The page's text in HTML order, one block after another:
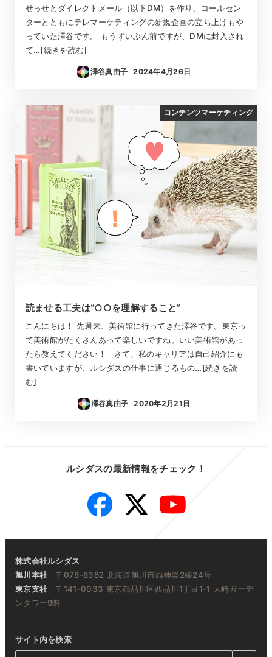
せっせとダイレクトメール（以下DM）を作り、コールセン
ターとともにテレマーケティングの新規企画の立ち上げもや
っていた澤谷です。 もうずいぶん前ですが、DMに封入され
て…[続きを読む]
澤谷真由子
投稿日
2024年4月26日
コンテンツマーケティング
読ませる工夫は“○○を理解すること”
こんにちは！ 先週末、美術館に行ってきた澤谷です。東京っ
て美術館がたくさんあって楽しいですね。いい美術館があっ
たら教えてください！ さて、私のキャリアは自己紹介にも
書いていますが、ルシダスの仕事に通じるもの…[続きを読
む]
澤谷真由子
投稿日
2020年2月21日
ルシダスの最新情報をチェック！
Facebook Twitter YouTube
株式会社ルシダス
旭川本社 〒078-8382 北海道旭川市西神楽2線24号
東京支社 〒141-0033 東京都品川区西品川1丁目1-1 大崎ガーデ
ンタワー9階
サイト内を検索